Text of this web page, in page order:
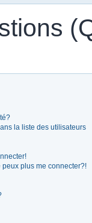
la liste des utilisateurs
plus me connecter?!